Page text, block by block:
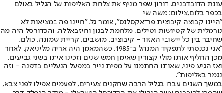
עונת הדובדבנים. דורון שפר מניף את צלחת האליפות של הגליל באולם
בכפר בלום,צילום: משה שי
"היינו קבוצה קיבוצית פר־אקסלנס", אומר גל. "חיינו פה במציאות לא
נורמלית של קטיושות וטילים, מלחמת לבנון וחיזבאללה, והכדורסל היה מה
שחיבר בין כל יישובי האזור - קיבוצים, מושבים, קריית שמונה, כולם.
"אני נכנסתי לתפקיד המנהל ב־1985, כשהמאמן היה אריה מליניאק. לאחר
מכן החליף אותו מולי קצורין שאימן חמש שנים וזכינו איתו בשני גביעים,
ואז הגיע פיני, שאותו החתמנו על מפית נייר במפעל הנעליים בדפנה - וזה
נגמר באליפות".
במשך השנים עברו בגליל הרבה שחקנים צעירים, לפעמים אפילו לפני צבא,